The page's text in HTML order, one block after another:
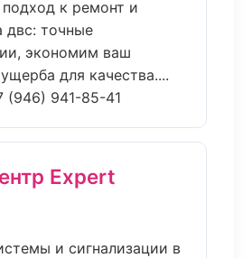
к ремонт и
двс: точные
экономим ваш
для качества....
(946) 941-85-41
Expert
и сигнализации в